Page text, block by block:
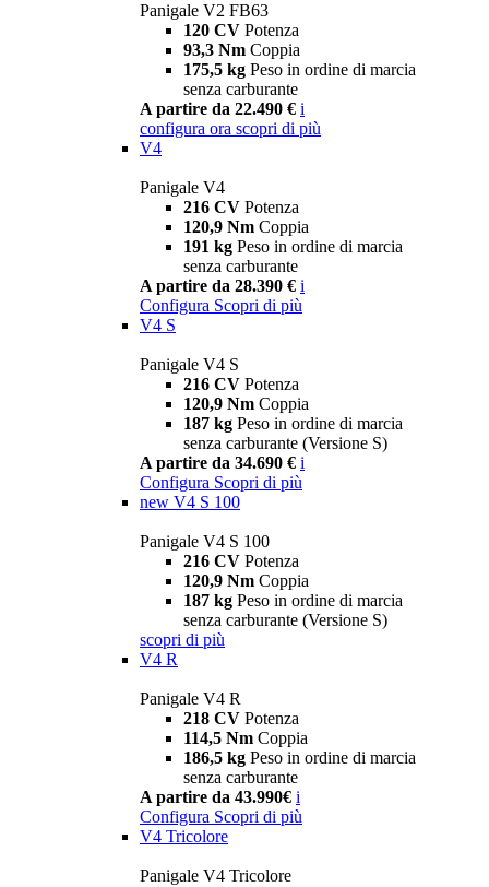
Panigale V2 FB63
120 CV Potenza
93,3 Nm Coppia
175,5 kg Peso in ordine di marcia
senza carburante
A partire da 22.490 € i
configura ora scopri di più
V4
Panigale V4
216 CV Potenza
120,9 Nm Coppia
191 kg Peso in ordine di marcia
senza carburante
A partire da 28.390 € i
Configura Scopri di più
V4 S
Panigale V4 S
216 CV Potenza
120,9 Nm Coppia
187 kg Peso in ordine di marcia
senza carburante (Versione S)
A partire da 34.690 € i
Configura Scopri di più
new V4 S 100
Panigale V4 S 100
216 CV Potenza
120,9 Nm Coppia
187 kg Peso in ordine di marcia
senza carburante (Versione S)
scopri di più
V4 R
Panigale V4 R
218 CV Potenza
114,5 Nm Coppia
186,5 kg Peso in ordine di marcia
senza carburante
A partire da 43.990€ i
Configura Scopri di più
V4 Tricolore
Panigale V4 Tricolore